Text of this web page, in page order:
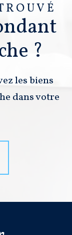
?
les biens
dans votre